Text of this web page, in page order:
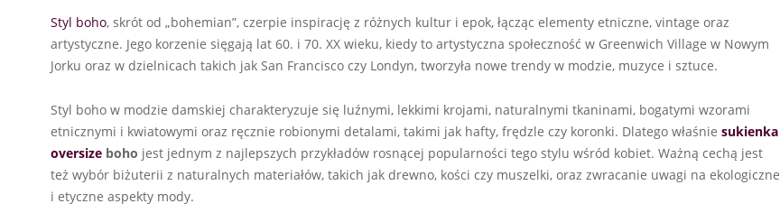
Styl boho, skrót od „bohemian”, czerpie inspirację z różnych kultur i epok, łącząc elementy etniczne, vintage oraz
artystyczne. Jego korzenie sięgają lat 60. i 70. XX wieku, kiedy to artystyczna społeczność w Greenwich Village w Nowym
Jorku oraz w dzielnicach takich jak San Francisco czy Londyn, tworzyła nowe trendy w modzie, muzyce i sztuce.
Styl boho w modzie damskiej charakteryzuje się luźnymi, lekkimi krojami, naturalnymi tkaninami, bogatymi wzorami
etnicznymi i kwiatowymi oraz ręcznie robionymi detalami, takimi jak hafty, frędzle czy koronki. Dlatego właśnie sukienka
oversize boho jest jednym z najlepszych przykładów rosnącej popularności tego stylu wśród kobiet. Ważną cechą jest
też wybór biżuterii z naturalnych materiałów, takich jak drewno, kości czy muszelki, oraz zwracanie uwagi na ekologiczne
i etyczne aspekty mody.